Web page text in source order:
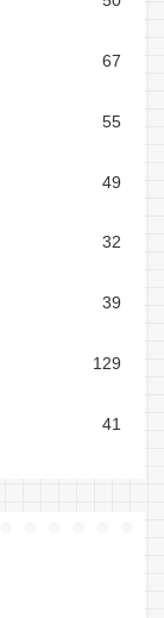
67
55
49
32
39
129
41